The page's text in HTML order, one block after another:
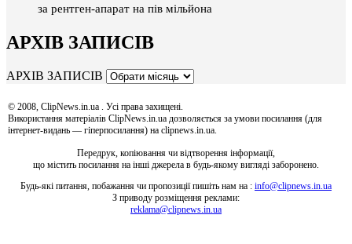
за рентген-апарат на пів мільйона
АРХІВ ЗАПИСІВ
АРХІВ ЗАПИСІВ
© 2008, ClipNews.in.ua . Усі права захищені.
Використання матеріалів ClipNews.in.ua дозволяється за умови посилання (для
інтернет-видань — гіперпосилання) на clipnews.in.ua.
Передрук, копіювання чи відтворення інформації,
що містить посилання на інші джерела в будь-якому вигляді заборонено.
Будь-які питання, побажання чи пропозиції пишіть нам на : info@clipnews.in.ua
З приводу розміщення реклами:
reklama@clipnews.in.ua